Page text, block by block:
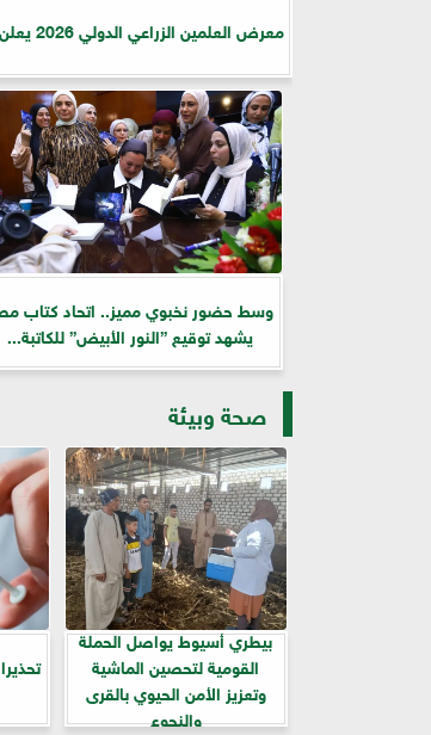
معرض العلمين الزراعي الدولي 2026 يعلن تكريم أوائل كليات الزراعة
وسط حضور نخبوي مميز.. اتحاد كتاب
يشهد توقيع ”النور الأبيض” للكاتبة...
صحة وبيئة
بيطري أسيوط يواصل الحملة
القومية لتحصين الماشية
وتعزيز الأمن الحيوي بالقرى
والنجوع